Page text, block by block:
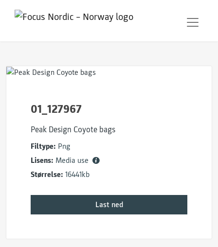
01_127967
Peak Design Coyote bags
Filtype: Png
Lisens: Media use
Størrelse: 16441kb
Last ned